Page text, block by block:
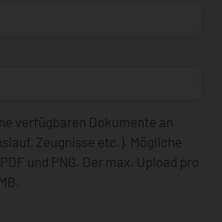
verfügbaren Dokumente an
Zeugnisse etc.). Mögliche
und PNG. Der max. Upload pro